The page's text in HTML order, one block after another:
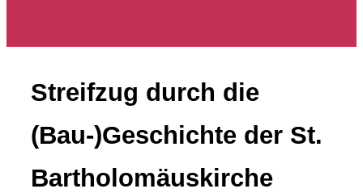
Streifzug durch die
(Bau-)Geschichte der St.
Bartholomäuskirche